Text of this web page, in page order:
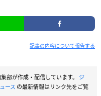
記事の内容について報告する
部が作成・配信しています。 ジ
ース の最新情報はリンク先をご覧